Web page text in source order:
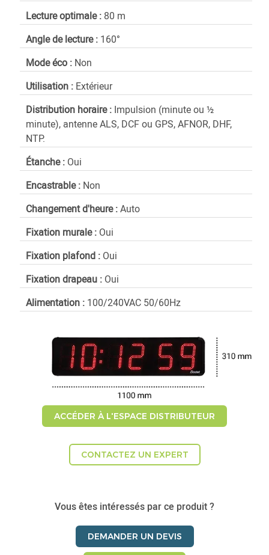
Lecture optimale : 80 m
Angle de lecture : 160°
Mode éco : Non
Utilisation : Extérieur
Distribution horaire : Impulsion (minute ou ½
minute), antenne ALS, DCF ou GPS, AFNOR, DHF,
NTP.
Étanche : Oui
Encastrable : Non
Changement d'heure :Auto
Fixation murale : Oui
Fixation plafond : Oui
Fixation drapeau : Oui
Alimentation : 100/240VAC 50/60Hz
ACCÉDER À L'ESPACE DISTRIBUTEUR
CONTACTEZ UN EXPERT
Vous êtes intéressés par ce produit ?
DEMANDER UN DEVIS